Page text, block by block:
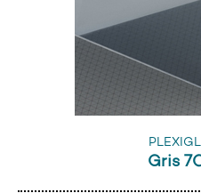
Gris